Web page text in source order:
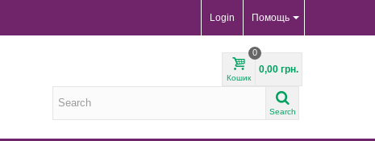
Помощь
Login
Кошик
0
0,00 грн.
Search